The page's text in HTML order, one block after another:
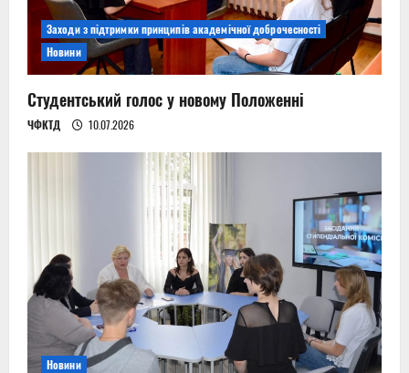
Заходи з підтримки принципів академічної доброчесності
Новини
Студентський голос у новому Положенні
ЧФКТД 10.07.2026
Новини